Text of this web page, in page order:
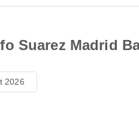
Suarez Madrid
2026